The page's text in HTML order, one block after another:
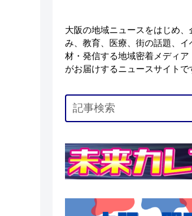
大阪の地域ニュースをはじめ、
み、教育、医療、街の話題、イ
材・発信する地域密着メディア
がお届けするニュースサイトで